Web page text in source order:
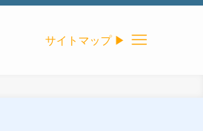
サイトマップ ▶